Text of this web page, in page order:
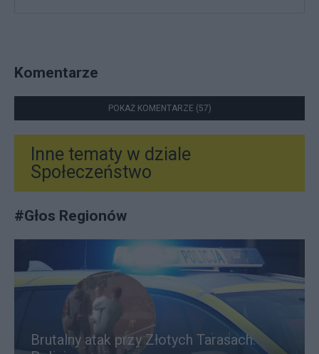
Komentarze
POKAŻ KOMENTARZE (57)
Inne tematy w dziale
Społeczeństwo
#Głos Regionów
Brutalny atak przy Złotych Tarasach.